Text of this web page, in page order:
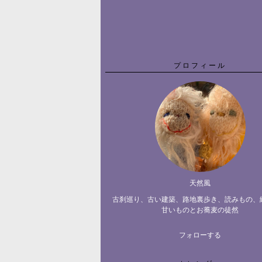
プロフィール
天然風
古刹巡り、古い建築、路地裏歩き、読みもの、
甘いものとお蕎麦の徒然
フォローする